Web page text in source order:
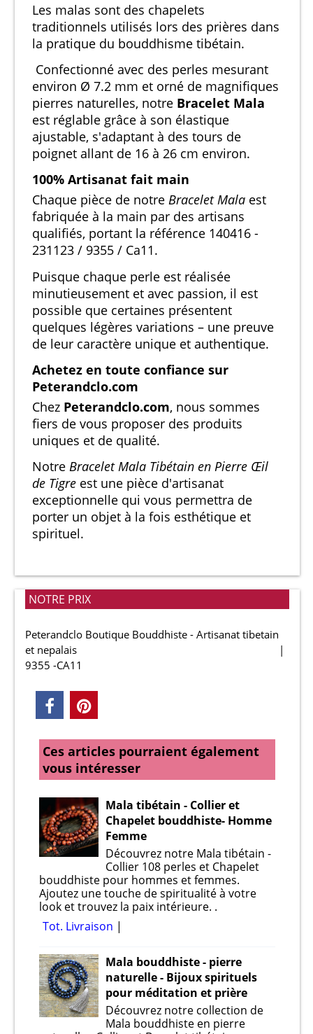
Les malas sont des chapelets
traditionnels utilisés lors des prières dans
la pratique du bouddhisme tibétain.
Confectionné avec des perles mesurant
environ Ø 7.2 mm et orné de magnifiques
pierres naturelles, notre Bracelet Mala
est réglable grâce à son élastique
ajustable, s'adaptant à des tours de
poignet allant de 16 à 26 cm environ.
100% Artisanat fait main
Chaque pièce de notre Bracelet Mala est
fabriquée à la main par des artisans
qualifiés, portant la référence 140416 -
231123 / 9355 / Ca11.
Puisque chaque perle est réalisée
minutieusement et avec passion, il est
possible que certaines présentent
quelques légères variations – une preuve
de leur caractère unique et authentique.
Achetez en toute confiance sur
Peterandclo.com
Chez Peterandclo.com, nous sommes
fiers de vous proposer des produits
uniques et de qualité.
Notre Bracelet Mala Tibétain en Pierre Œil
de Tigre est une pièce d'artisanat
exceptionnelle qui vous permettra de
porter un objet à la fois esthétique et
spirituel.
NOTRE PRIX
Peterandclo Boutique Bouddhiste - Artisanat tibetain
et nepalais
9355 -CA11
Ces articles pourraient également
vous intéresser
Mala tibétain - Collier et
Chapelet bouddhiste- Homme
Femme
Découvrez notre Mala tibétain -
Collier 108 perles et Chapelet
bouddhiste pour hommes et femmes.
Ajoutez une touche de spiritualité à votre
look et trouvez la paix intérieure. .
Tot. Livraison
Mala bouddhiste - pierre
naturelle - Bijoux spirituels
pour méditation et prière
Découvrez notre collection de
Mala bouddhiste en pierre